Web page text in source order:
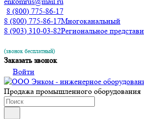
8 (800) 775-86-17
8 (800) 775-86-17Многоканальный
8 (903) 310-03-82Региональное
(звонок бесплатный)
Заказать звонок
Войти
Продажа промышленного оборудования